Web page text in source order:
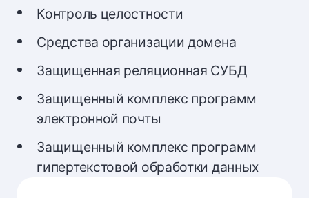
Контроль целостности
Средства организации домена
Защищенная реляционная СУБД
Защищенный комплекс программ
электронной почты
Защищенный комплекс программ
гипертекстовой обработки данных